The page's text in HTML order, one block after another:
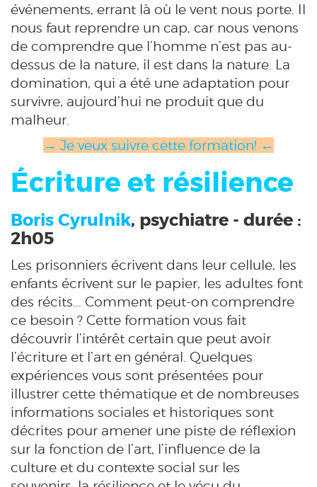
événements, errant là où le vent nous porte. Il
nous faut reprendre un cap, car nous venons
de comprendre que l’homme n’est pas au-
dessus de la nature, il est dans la nature. La
domination, qui a été une adaptation pour
survivre, aujourd’hui ne produit que du
malheur.
→ Je veux suivre cette formation! ←
Écriture et résilience
Boris Cyrulnik, psychiatre - durée :
2h05
Les prisonniers écrivent dans leur cellule, les
enfants écrivent sur le papier, les adultes font
des récits... Comment peut-on comprendre
ce besoin ? Cette formation vous fait
découvrir l’intérêt certain que peut avoir
l’écriture et l’art en général. Quelques
expériences vous sont présentées pour
illustrer cette thématique et de nombreuses
informations sociales et historiques sont
décrites pour amener une piste de réflexion
sur la fonction de l’art, l’influence de la
culture et du contexte social sur les